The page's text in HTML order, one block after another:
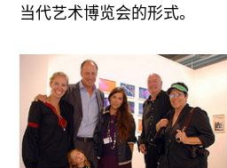
当代艺术博览会的形式。